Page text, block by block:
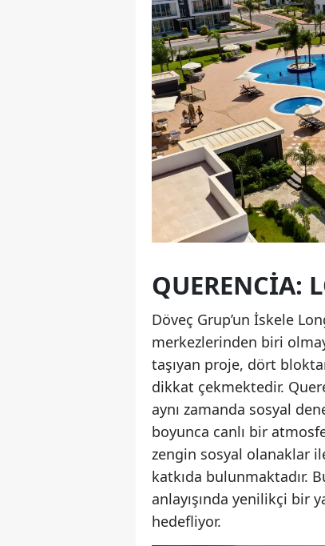
QUERENCIA:
Döveç Grup’un İskele
merkezlerinden biri
taşıyan proje, dört
dikkat çekmektedir.
aynı zamanda sosyal
boyunca canlı bir
zengin sosyal olanaklar
katkıda bulunmaktadır.
anlayışında yenilikçi bir
hedefliyor.